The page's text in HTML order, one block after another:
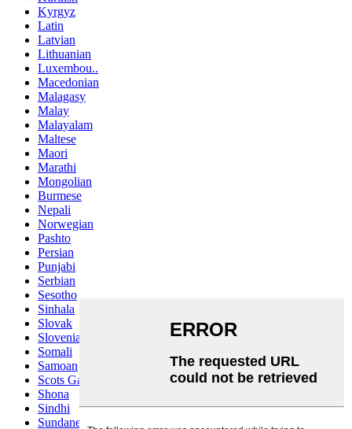
Kyrgyz
Latin
Latvian
Lithuanian
Luxembou..
Macedonian
Malagasy
Malay
Malayalam
Maltese
Maori
Marathi
Mongolian
Burmese
Nepali
Norwegian
Pashto
Persian
Punjabi
Serbian
Sesotho
Sinhala
Slovak
Slovenian
Somali
Samoan
Scots Gaelic
Shona
Sindhi
Sundanese